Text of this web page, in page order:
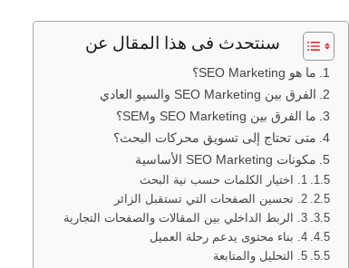
سنتحدث فى هذا المقال عن
ما هو SEO Marketing؟
الفرق بين SEO Marketing والسيو العادي
ما الفرق بين SEO Marketing وSEM؟
متى تحتاج إلى تسويق محركات البحث؟
مكونات SEO Marketing الأساسية
1. اختيار الكلمات حسب نية البحث
2. تحسين الصفحات التي تستقبل الزائر
3. الربط الداخلي بين المقالات والصفحات التجارية
4. بناء محتوى يدعم رحلة العميل
5. التحليل والمتابعة